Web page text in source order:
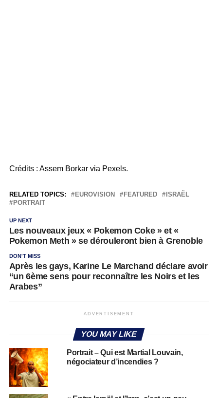
Crédits : Assem Borkar via Pexels.
RELATED TOPICS: EUROVISION FEATURED
ISRAËL
PORTRAIT
UP NEXT
Les nouveaux jeux « Pokemon Coke » et «
Pokemon Meth » se dérouleront bien à Grenoble
DON'T MISS
Après les gays, Karine Le Marchand déclare avoir
“un 6ème sens pour reconnaître les Noirs et les
Arabes”
ADVERTISEMENT
YOU MAY LIKE
Portrait – Qui est Martial Louvain,
négociateur d’incendies ?